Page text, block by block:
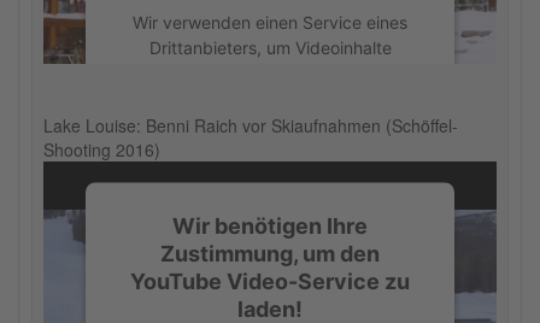
powered byUsercentrics Consent
Management Platform
Wir verwenden einen Service eines
Drittanbieters, um Videoinhalte
Bitte lesen Sie die Details durch und
stimmen Sie der Nutzung des Service
Mehr Informationen
Akzeptieren
Lake Louise: Benni Raich vor Skiaufnahmen (Schöffel-
Shooting 2016)
Wir benötigen Ihre
Zustimmung, um den
YouTube Video-Service zu
laden!